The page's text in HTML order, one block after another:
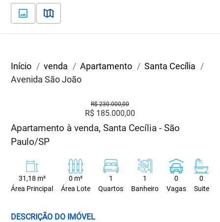
Início venda Apartamento
Santa Cecília
Avenida São João
R$ 230.000,00
R$ 185.000,00
Apartamento à venda, Santa Cecília - São
Paulo/SP
31,18 m²
Área Principal
0 m²
Área Lote
1
Quartos
1
Banheiro
0
Vagas
0
Suite
DESCRIÇÃO DO IMÓVEL